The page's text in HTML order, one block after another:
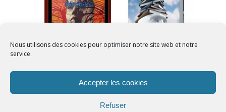
Nous utilisons des cookies pour optimiser notre site web et notre
service.
Accepter les cookies
Refuser
Votre CADEAU !